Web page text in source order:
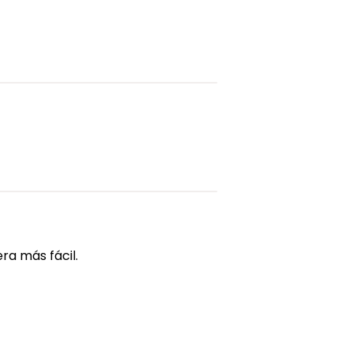
más fácil.